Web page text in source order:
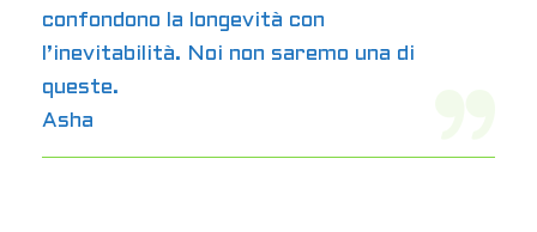
confondono la longevità con
l’inevitabilità. Noi non saremo una di
queste.
Asha